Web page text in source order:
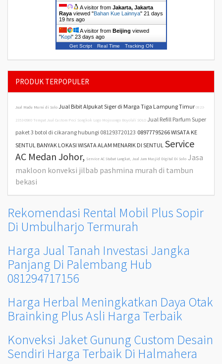
A visitor from Jakarta, Jakarta
Rayaviewed "Bahan Kue Lainnya" 21 days
19 hrs ago
A visitor from Beijing viewed
"Kopi" 23 days ago
Get Script Real Time Tracking ON
PRODUK TERPOPULER
Jual Madu Murni di Solo Jual Bibit Alpukat Siger di Marga Tiga Lampung Timur 0823-
2353-0980 Tempat Jual Custom Peci Songkok Logo Mojosongo Boyolali SOLO Jual Refill Parfum Super
paket 3 botol di cikarang hubungi 081293720123 08977795266 WISATA KE
SENTUL BANYAK LOKASI WISATA ALAM MENARIK DI SENTUL Service
AC Medan Johor, Service AC Stabat Langkat, Jual Jam Masjid Digital Di Solo Jasa
makloon konveksi jilbab pashmina murah di tambun
bekasi
Rekomendasi Rental Mobil Plus Sopir
Di Umbulharjo Termurah
Harga Jual Tanah Investasi Jangka
Panjang Di Palembang Hub
081294717156
Harga Herbal Meningkatkan Daya Otak
Brainking Plus Asli Harga Terbaik
Konveksi Jaket Gunung Custom Desain
Sendiri Harga Terbaik Di Halmahera